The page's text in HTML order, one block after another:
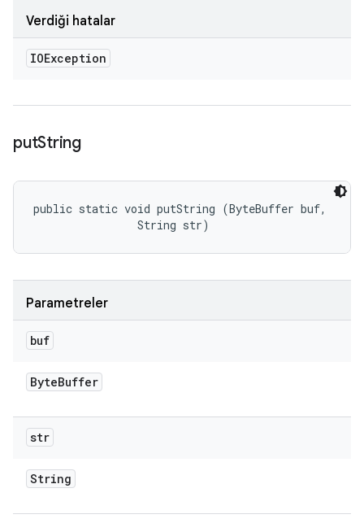
Verdiği hatalar
IOException
putString
public static void putString (ByteBuffer buf,
                String str)
Parametreler
buf
ByteBuffer
str
String